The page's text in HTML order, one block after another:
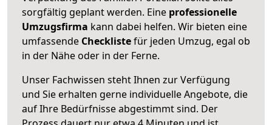
sorgfältig geplant werden. Eine professionelle
Umzugsfirma kann dabei helfen. Wir bieten eine
umfassende Checklistefür jeden Umzug, egal ob
in der Nähe oder in der Ferne.
Unser Fachwissen steht Ihnen zur Verfügung
und Sie erhalten gerne individuelle Angebote, die
auf Ihre Bedürfnisse abgestimmt sind. Der